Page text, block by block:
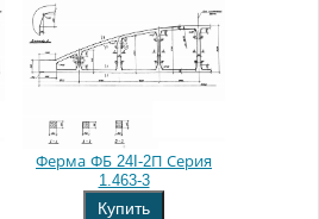
Ферма ФБ 24I-2П Серия
1.463-3
Купить